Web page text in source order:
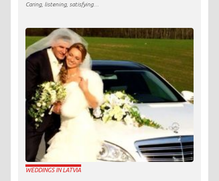
Caring, listening, satisfying…
WEDDINGS IN LATVIA